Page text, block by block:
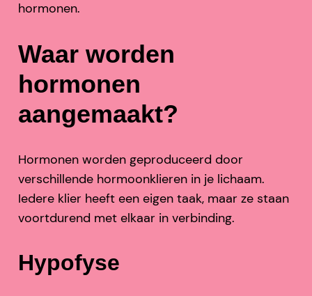
hormonen.
Waar worden
hormonen
aangemaakt?
Hormonen worden geproduceerd door
verschillende hormoonklieren in je lichaam.
Iedere klier heeft een eigen taak, maar ze staan
voortdurend met elkaar in verbinding.
Hypofyse